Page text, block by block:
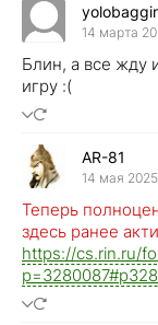
14 марта
Блин, а все жду
игру :(
AR-81
14 мая 2025
Теперь
здесь ранее
https://cs.rin.ru/